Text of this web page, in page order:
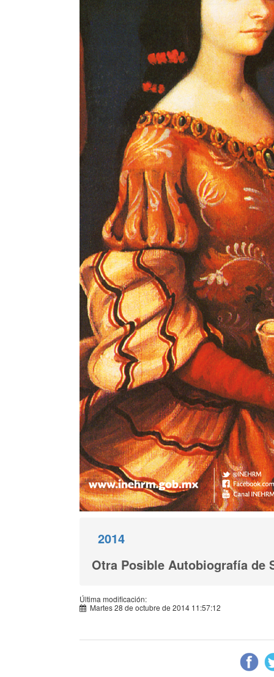
2014
Otra Posible Autobiografía de
Última modificación:
Martes 28 de octubre de 2014 11:57:12